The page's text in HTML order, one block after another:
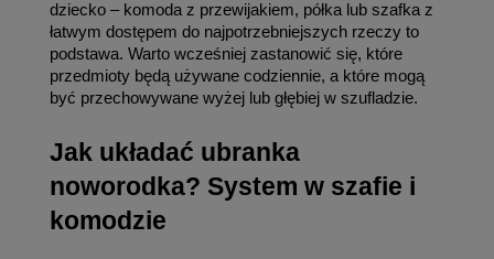
dziecko – komoda z przewijakiem, półka lub szafka z
łatwym dostępem do najpotrzebniejszych rzeczy to
podstawa. Warto wcześniej zastanowić się, które
przedmioty będą używane codziennie, a które mogą
być przechowywane wyżej lub głębiej w szufladzie.
Jak układać ubranka
noworodka? System w szafie i
komodzie